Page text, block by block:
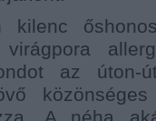
kilenc
virágpora
az úton-